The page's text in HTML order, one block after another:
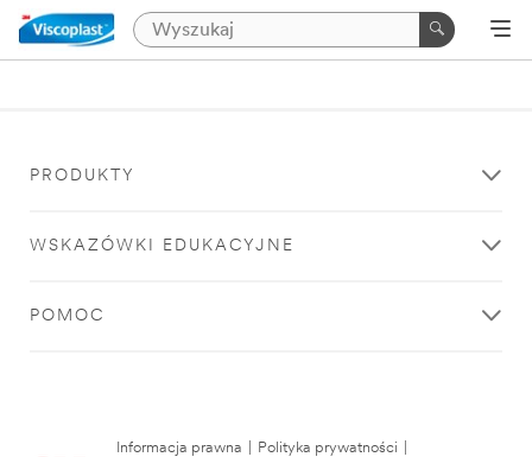
PRODUKTY
WSKAZÓWKI EDUKACYJNE
POMOC
Informacja prawna Polityka prywatności